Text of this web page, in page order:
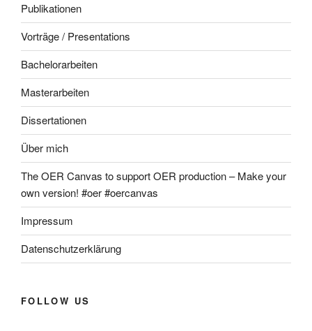
Publikationen
Vorträge / Presentations
Bachelorarbeiten
Masterarbeiten
Dissertationen
Über mich
The OER Canvas to support OER production – Make your
own version! #oer #oercanvas
Impressum
Datenschutzerklärung
FOLLOW US